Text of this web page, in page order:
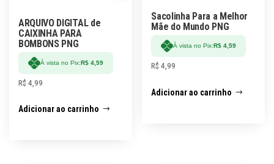
ARQUIVO DIGITAL de
CAIXINHA PARA
BOMBONS PNG
À vista no Pix:R$ 4,59
R$ 4,99
Adicionar ao carrinho
Sacolinha Para a Melhor
Mãe do Mundo PNG
À vista no Pix:R$ 4,59
R$ 4,99
Adicionar ao carrinho